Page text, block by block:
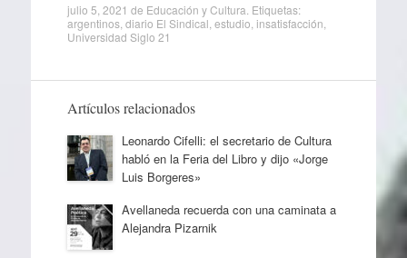
julio 5, 2021 de Educación y Cultura . Etiquetas:
argentinos, diario El Sindical estudio insatisfacción
Universidad Siglo 21
Artículos relacionados
Leonardo Cifelli: el secretario de Cultura
habló en la Feria del Libro y dijo «Jorge
Luis Borgeres»
Avellaneda recuerda con una caminata a
Alejandra Pizarnik